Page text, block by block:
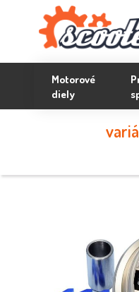
Motorové
diely